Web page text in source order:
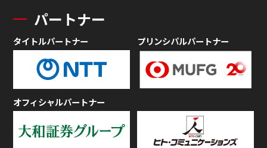
パートナー
タイトルパートナー プリンシパルパートナー
オフィシャルパートナー